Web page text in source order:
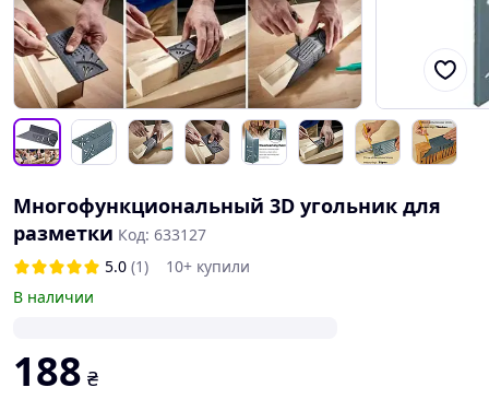
Многофункциональный 3D угольник для
разметки Код: 633127
5.0 (1)
10+ купили
В наличии
188 ₴